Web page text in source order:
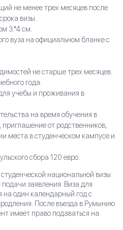
не менее трех месяцев после
визы.
3*4 см.
вуза на официальном бланке с
не старше трех месяцев.
года.
учебы и проживания в
на время обучения в
от родственников,
места в студенческом кампусе и
сбора 120 евро.
национальной визы
заявления. Виза для
один календарный год с
После въезда в Румынию
имеет право подаваться на
ФОРМУ